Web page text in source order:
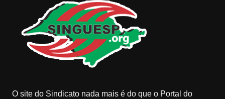
O site do Sindicato nada mais é do que o Portal do